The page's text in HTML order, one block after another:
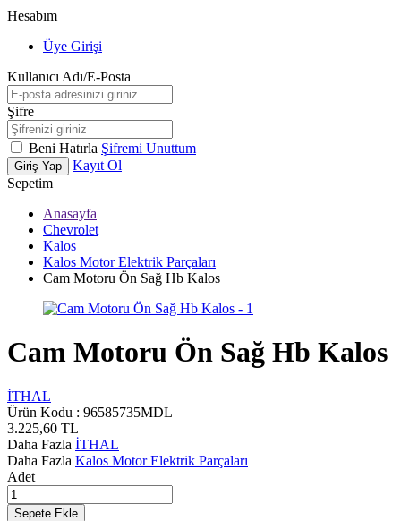
Hesabım
Üye Girişi
Kullanıcı Adı/E-Posta
Şifre
Beni Hatırla Şifremi Unuttum
Giriş Yap
Kayıt Ol
Sepetim
Anasayfa
Chevrolet
Kalos
Kalos Motor Elektrik Parçaları
Cam Motoru Ön Sağ Hb Kalos
Cam Motoru Ön Sağ Hb Kalos
İTHAL
Ürün Kodu : 96585735MDL
3.225,60 TL
Daha Fazla İTHAL
Daha Fazla Kalos Motor Elektrik Parçaları
Adet
Sepete Ekle